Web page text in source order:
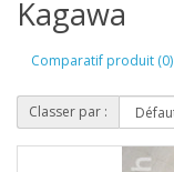
Kagawa
Comparatif produit (0)
Classer par :